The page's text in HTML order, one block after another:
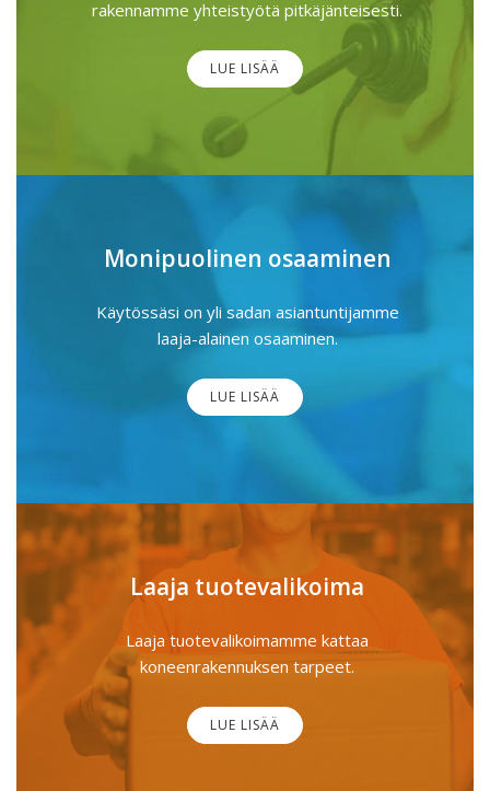
rakennamme yhteistyötä pitkäjänteisesti.
LUE LISÄÄ
Monipuolinen osaaminen
Käytössäsi on yli sadan asiantuntijamme
laaja-alainen osaaminen.
LUE LISÄÄ
Laaja tuotevalikoima
Laaja tuotevalikoimamme kattaa
koneenrakennuksen tarpeet.
LUE LISÄÄ